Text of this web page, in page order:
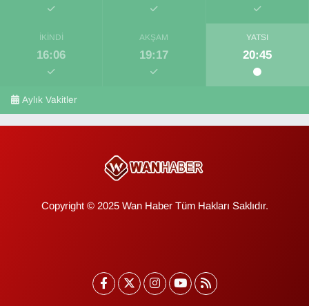
İKINDI
16:06
AKŞAM
19:17
YATSI
20:45
Aylık Vakitler
Copyright © 2025 Wan Haber Tüm Hakları Saklıdır.